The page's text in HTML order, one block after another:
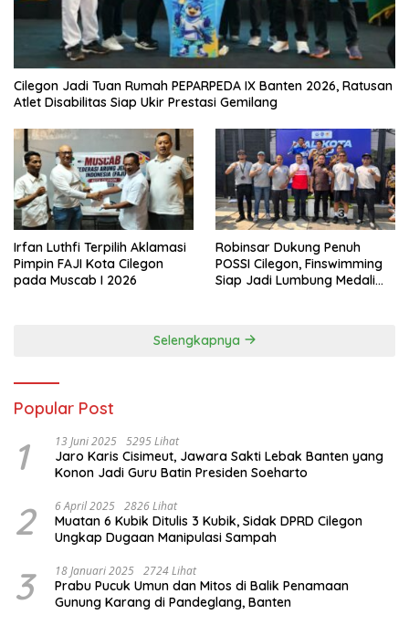
Cilegon Jadi Tuan Rumah PEPARPEDA IX Banten 2026, Ratusan
Atlet Disabilitas Siap Ukir Prestasi Gemilang
Irfan Luthfi Terpilih Aklamasi
Pimpin FAJI Kota Cilegon
pada Muscab I 2026
Robinsar Dukung Penuh
POSSI Cilegon, Finswimming
Siap Jadi Lumbung Medali
Selengkapnya
Popular Post
1 13 Juni 2025 5295 Lihat
Jaro Karis Cisimeut, Jawara Sakti Lebak Banten yang
Konon Jadi Guru Batin Presiden Soeharto
2 6 April 2025 2826 Lihat
Muatan 6 Kubik Ditulis 3 Kubik, Sidak DPRD Cilegon
Ungkap Dugaan Manipulasi Sampah
3 18 Januari 2025 2724 Lihat
Prabu Pucuk Umun dan Mitos di Balik Penamaan
Gunung Karang di Pandeglang, Banten